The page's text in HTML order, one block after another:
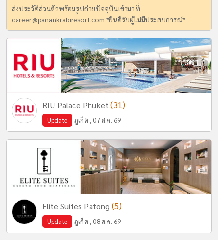
ส่งประวัติส่วนตัวพร้อมรูปถ่ายปัจจุบันเข้ามาที่
career@panankrabiresort.com *ยินดีรับผู้ไม่มีประสบการณ์*
RIU Palace Phuket(31)
Update ภูเก็ต , 07 ส.ค. 69
Elite Suites Patong (5)
Update ภูเก็ต , 08 ส.ค. 69